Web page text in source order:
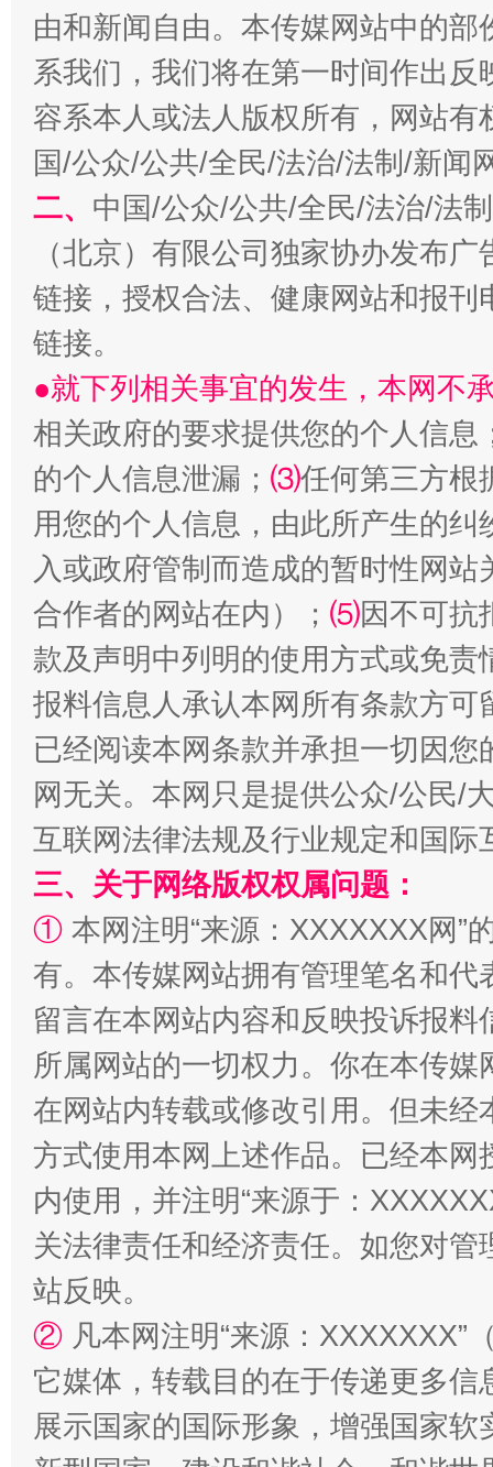
生
揭批美国五大"原罪" "
解纷+调解+退费，一次搞定
漫山遍野的桃花与雪山、麦地、白藏房 除
由和新闻自由。本传媒网站中的
系我们，我们将在第一时间作出
容系本人或法人版权所有，网站
国/公众/公共/全民/法治/法制/新闻
二、 中国/公众/公共/全民/法治/法
（北京）有限公司独家协办发布
链接，授权合法、健康网站和报
链接。
●就下列相关事宜的发生，本网不
相关政府的要求提供您的个人信息
的个人信息泄漏； ⑶任何第三方根
用您的个人信息，由此所产生的纠
入或政府管制而造成的暂时性网
合作者的网站在内）； ⑸因不可抗
款及声明中列明的使用方式或免责
报料信息人承认本网所有条款方
已经阅读本网条款并承担一切因
网无关。本网只是提供公众/公民/
互联网法律法规及行业规定和国
三、关于网络版权权属问题：
① 本网注明“来源：XXXXXXX网”
有。本传媒网站拥有管理笔名和
留言在本网站内容和反映投诉报
所属网站的一切权力。你在本传
在网站内转载或修改引用。但未
方式使用本网上述作品。已经本
内使用，并注明“来源于：
关法律责任和经济责任。如您对
站反映。
② 凡本网注明“来源：
它媒体，转载目的在于传递更多
展示国家的国际形象，增强国家